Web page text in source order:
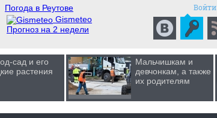
Погода в Реутове
Gismeteo
Прогноз на 2 недели
Войти
сад и его
растения
Мальчишкам и
девчонкам, а также
их родителям